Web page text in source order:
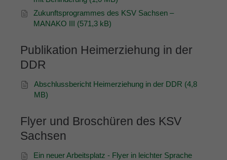
Zukunftsprogrammes des KSV Sachsen –
MANAKO III (571,3 kB)
Publikation Heimerziehung in der
DDR
Abschlussbericht Heimerziehung in der DDR (4,8
MB)
Flyer und Broschüren des KSV
Sachsen
Ein neuer Arbeitsplatz - Flyer in leichter Sprache